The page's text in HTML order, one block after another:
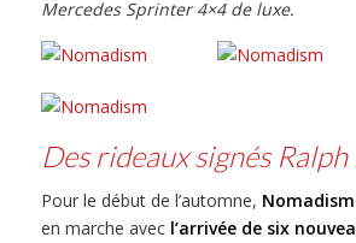
Mercedes Sprinter 4×4 de luxe.
Des rideaux signés
Pour le début de l’automne, Nomadism
en marche avec l’arrivée de six